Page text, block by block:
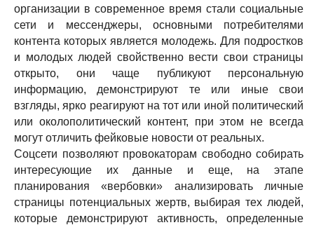
организации в современное время стали социальные
сети и мессенджеры, основными потребителями
контента которых является молодежь. Для подростков
и молодых людей свойственно вести свои страницы
открыто, они чаще публикуют персональную
информацию, демонстрируют те или иные свои
взгляды, ярко реагируют на тот или иной политический
или околополитический контент, при этом не всегда
могут отличить фейковые новости от реальных.
Соцсети позволяют провокаторам свободно собирать
интересующие их данные и еще, на этапе
планирования «вербовки» анализировать личные
страницы потенциальных жертв, выбирая тех людей,
которые демонстрируют активность, определенные